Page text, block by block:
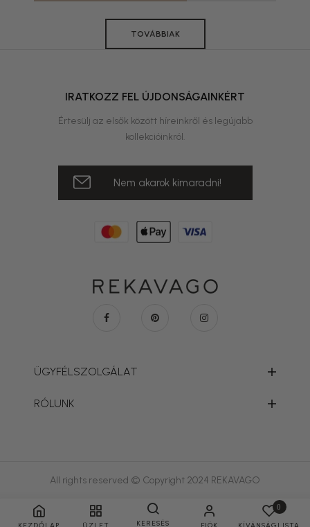
KEZDŐLAP ÜZLET KERESÉS FIÓK
0
KÍVÁNSÁGLISTA
TOVÁBBIAK
IRATKOZZ FEL ÚJDONSÁGAINKÉRT
Értesülj az elsők között híreinkről és legújabb
kollekcióinkról.
Nem akarok kimaradni!
ÜGYFÉLSZOLGÁLAT
RÓLUNK
All rights reserved © Copyright 2024 REKAVAGO